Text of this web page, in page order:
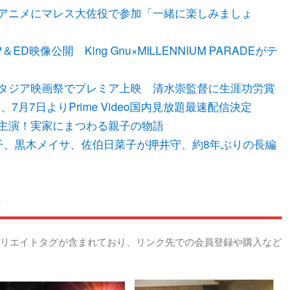
ニメにマレス大佐役で参加「一緒に楽しみましょ
＆ED映像公開 King Gnu×MILLENNIUM PARADEがテ
ジア映画祭でプレミア上映 清水崇監督に生涯功労賞
7月7日よりPrime Video国内見放題最速配信決定
演！実家にまつわる親子の物語
黒木メイサ、佐伯日菜子が押井守、約8年ぶりの長編
エイトタグが含まれており、リンク先での会員登録や購入など